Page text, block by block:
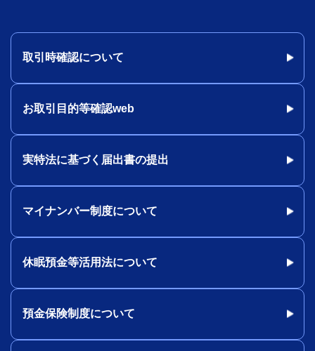
取引時確認について
お取引目的等確認web
実特法に基づく届出書の提出
マイナンバー制度について
休眠預金等活用法について
預金保険制度について